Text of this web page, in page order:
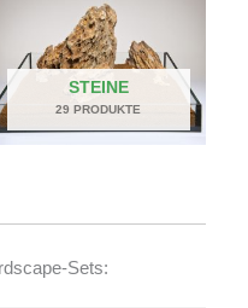
STEINE
29 PRODUKTE
Sets: